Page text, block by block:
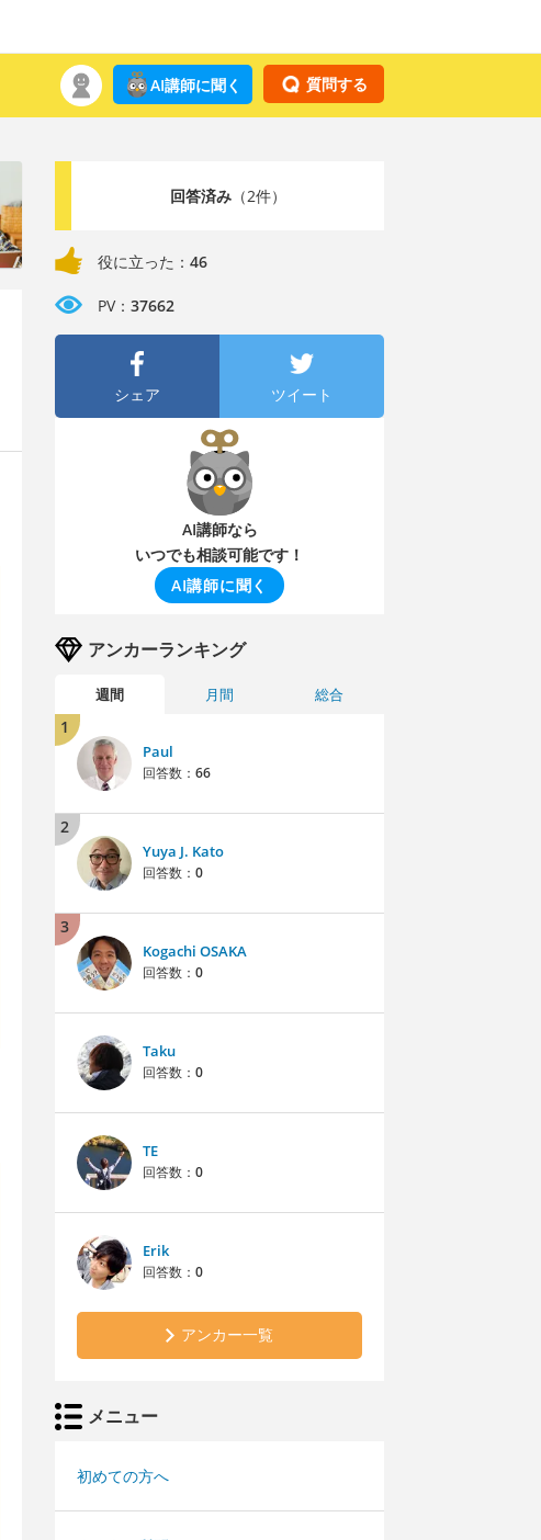
質問する
AI講師に聞く
回答済み（2件）
役に立った： 46
PV： 37662
シェア ツイート
AI講師なら
いつでも相談可能です！
AI講師に聞く
アンカーランキング
週間 月間 総合
1
Paul
回答数： 66
2
Yuya J. Kato
回答数： 0
3
Kogachi OSAKA
回答数： 0
Taku
回答数： 0
TE
回答数： 0
Erik
回答数： 0
アンカー一覧
メニュー
初めての方へ